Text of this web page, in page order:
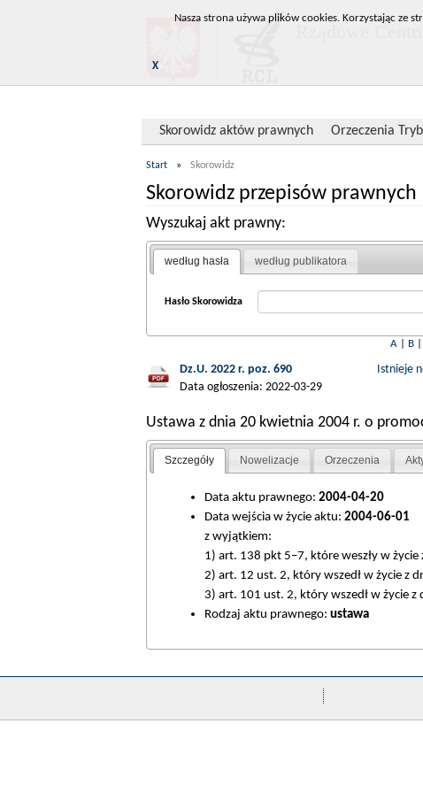
Skorowidz aktów prawnych Orzeczenia
Start » Skorowidz
Skorowidz przepisów prawnych
Wyszukaj akt prawny:
według hasła według publikatora
Hasło Skorowidza
A| B|
Dz.U. 2022 r. poz. 690
Data ogłoszenia: 2022-03-29
Istnieje
Ustawa z dnia 20 kwietnia 2004 r. o
Szczegóły Nowelizacje Orzeczenia
Data aktu prawnego: 2004-04-20
Data wejścia w życie aktu: 2004-06-01
z wyjątkiem:
1) art. 138 pkt 5–7, które weszły w
2) art. 12 ust. 2, który wszedł w życie z
3) art. 101 ust. 2, który wszedł w życie z
Rodzaj aktu prawnego: ustawa
Nasza strona używa plików cookies. Korzystając ze
X